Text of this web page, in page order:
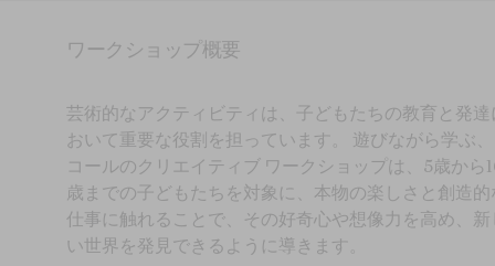
ワークショップ概要
芸術的なアクティビティは、子どもたちの教育と発達
おいて重要な役割を担っています。 遊びながら学ぶ
コールのクリエイティブ ワークショップは、5歳から
歳までの子どもたちを対象に、本物の楽しさと創造的
仕事に触れることで、その好奇心や想像力を高め、新
い世界を発見できるように導きます。